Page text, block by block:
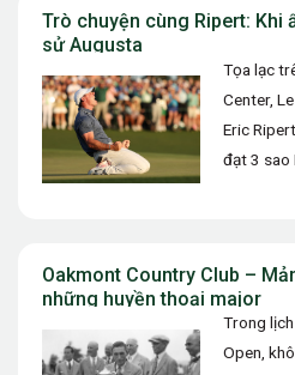
Trò chuyện cùng Ripert: Khi
Tọa lạc
Center,
Eric
đạt 3 sao
Oakmont Country Club –
những huyền thoại major
Trong lịch
Open,